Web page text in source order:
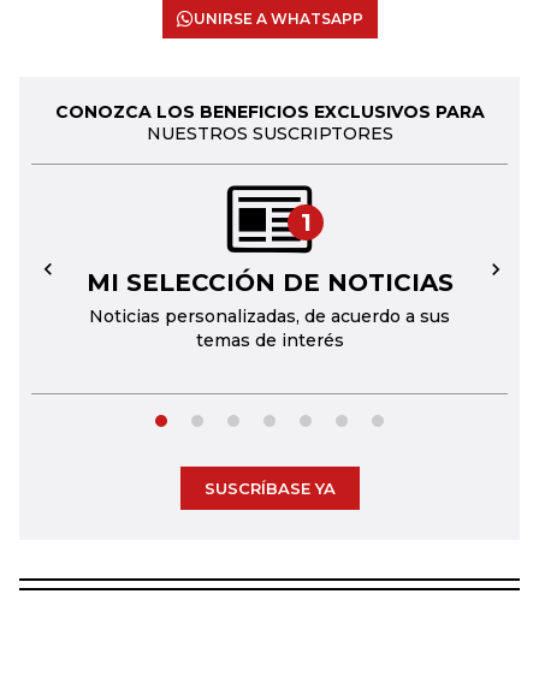
UNIRSE A WHATSAPP
CONOZCA LOS BENEFICIOS EXCLUSIVOS PARA
NUESTROS SUSCRIPTORES
1
MI SELECCIÓN DE NOTICIAS
Noticias personalizadas, de acuerdo a sus
temas de interés
← →
SUSCRÍBASE YA